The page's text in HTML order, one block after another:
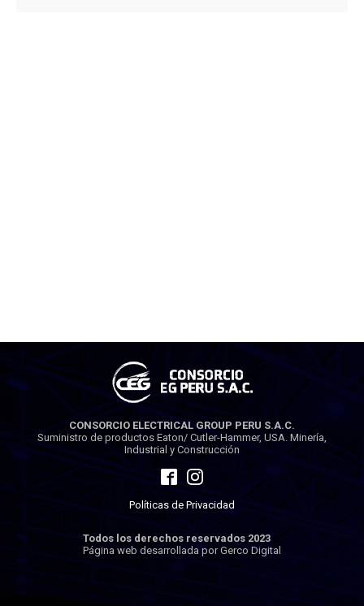
CONSORCIO ELECTRICAL GROUP PERU S.A.C.
Suministro de productos Eaton/ Cutler-Hammer, USA. Minería,
Industrial y Construcción
Políticas de Privacidad
Todos los derechos reservados 2023
Página web desarrollada por Gerco Digital